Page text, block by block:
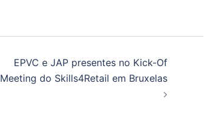
EPVC e JAP presentes no Kick-Of
Meeting do Skills4Retail em Bruxelas